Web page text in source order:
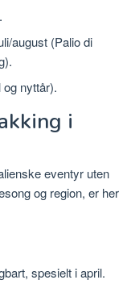
august (Palio di
og nyttår).
i
eventyr uten
og region, er her
spesielt i april.